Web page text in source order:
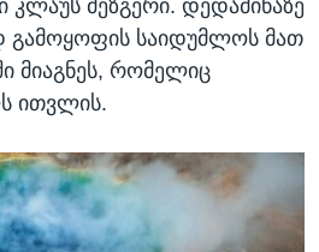
კლაუს მეზგერი. დედამიწაზე
გამოყოფის საიდუმლოს მათ
მიაგნეს, რომელიც
ითვლის.